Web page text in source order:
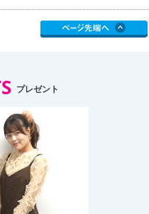
プレゼント